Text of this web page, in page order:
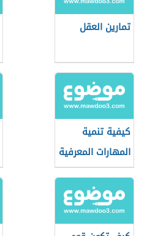
تمارين العقل
كيفية تنمية
المهارات المعرفية
عند الأطفال